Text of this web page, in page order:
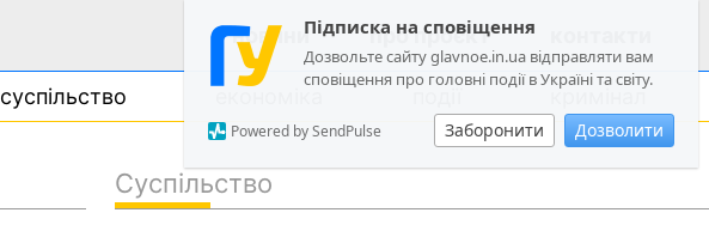
Підписка на сповіщення
Дозвольте сайту glavnoe.in.ua відправляти вам
сповіщення про головні події в Україні та світу.
Заборонити Дозволити
Powered by SendPulse
новини про проєкт
суспільство кримінал
політика
Суспільство